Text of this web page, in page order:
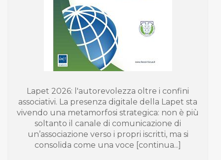
Lapet 2026: l'autorevolezza oltre i confini
associativi. La presenza digitale della Lapet sta
vivendo una metamorfosi strategica: non è più
soltanto il canale di comunicazione di
un’associazione verso i propri iscritti, ma si
consolida come una voce [continua...]